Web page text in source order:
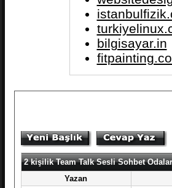
bilgisayar.in
2 kişilik Team Talk Sesli Sohbet
Yazan